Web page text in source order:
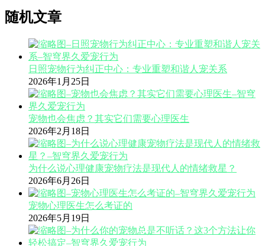
随机文章
日照宠物行为纠正中心：专业重塑和谐人宠关系
2026年1月25日
宠物也会焦虑？其实它们需要心理医生
2026年2月18日
为什么说心理健康宠物疗法是现代人的情绪救星？
2026年6月26日
宠物心理医生怎么考证的
2026年5月19日